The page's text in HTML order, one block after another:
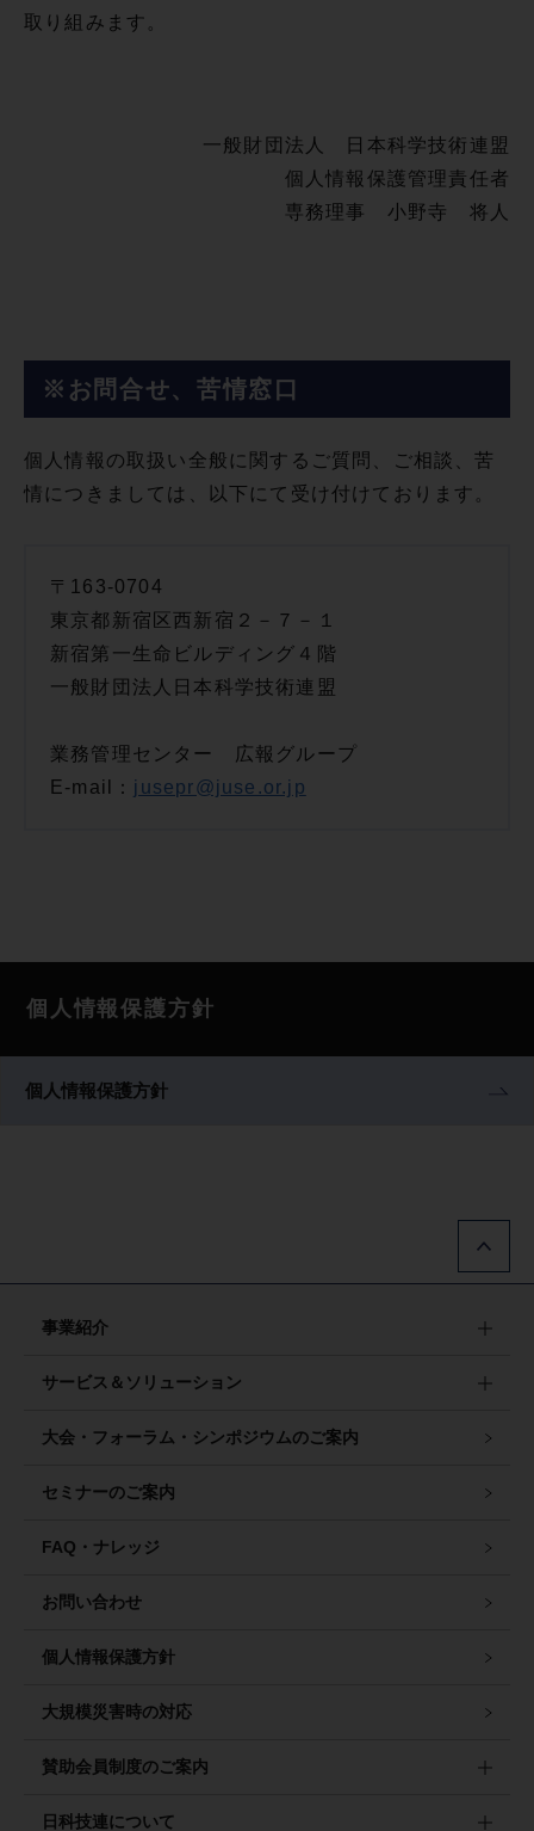
取り組みます。
一般財団法人 日本科学技術連盟
個人情報保護管理責任者
専務理事 小野寺 将人
※お問合せ、苦情窓口
個人情報の取扱い全般に関するご質問、ご相談、苦
情につきましては、以下にて受け付けております。
〒163-0704
東京都新宿区西新宿２－７－１
新宿第一生命ビルディング４階
一般財団法人日本科学技術連盟
業務管理センター 広報グループ
E-mail： jusepr@juse.or.jp
個人情報保護方針
個人情報保護方針
事業紹介
サービス＆ソリューション
大会・フォーラム・シンポジウムのご案内
セミナーのご案内
FAQ・ナレッジ
お問い合わせ
個人情報保護方針
大規模災害時の対応
賛助会員制度のご案内
日科技連について